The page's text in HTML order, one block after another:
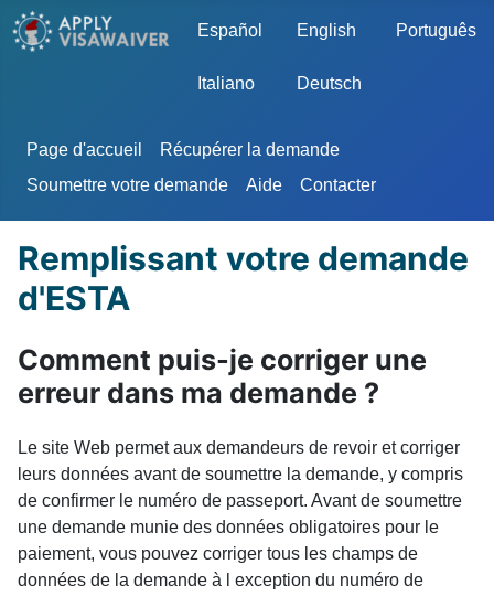
Sélectionnez votre langue
Español English Português
Italiano Deutsch
Page d'accueil
Récupérer la demande
Soumettre votre demande
Aide Contacter
Remplissant votre demande
d'ESTA
Comment puis-je corriger une
erreur dans ma demande ?
Le site Web permet aux demandeurs de revoir et corriger
leurs données avant de soumettre la demande, y compris
de confirmer le numéro de passeport. Avant de soumettre
une demande munie des données obligatoires pour le
paiement, vous pouvez corriger tous les champs de
données de la demande à l exception du numéro de